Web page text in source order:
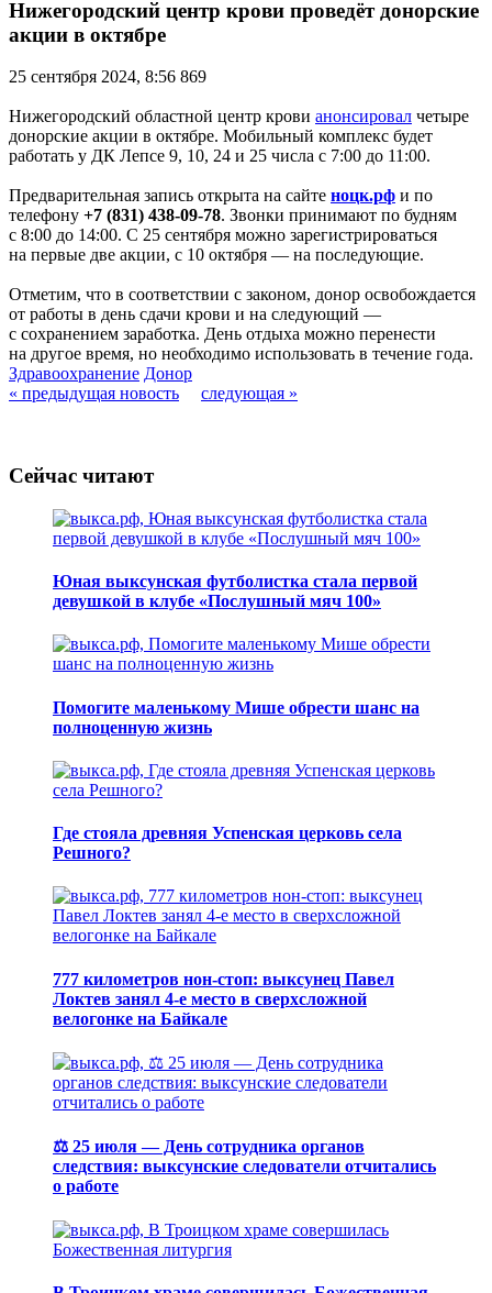
Нижегородский центр крови проведёт донорские
акции в октябре
25 сентября 2024, 8:56 869
Нижегородский областной центр крови анонсировал четыре
донорские акции в октябре. Мобильный комплекс будет
работать у ДК Лепсе 9, 10, 24 и 25 числа с 7:00 до 11:00.
Предварительная запись открыта на сайте ноцк.рф и по
телефону +7 (831) 438-09-78. Звонки принимают по будням
с 8:00 до 14:00. С 25 сентября можно зарегистрироваться
на первые две акции, с 10 октября — на последующие.
Отметим, что в соответствии с законом, донор освобождается
от работы в день сдачи крови и на следующий —
с сохранением заработка. День отдыха можно перенести
на другое время, но необходимо использовать в течение года.
Здравоохранение Донор
« предыдущая новость
следующая »
Сейчас читают
Юная выксунская футболистка стала первой
девушкой в клубе «Послушный мяч 100»
Помогите маленькому Мише обрести шанс на
полноценную жизнь
Где стояла древняя Успенская церковь села
Решного?
777 километров нон-стоп: выксунец Павел
Локтев занял 4-е место в сверхсложной
велогонке на Байкале
⚖️ 25 июля — День сотрудника органов
следствия: выксунские следователи отчитались
о работе